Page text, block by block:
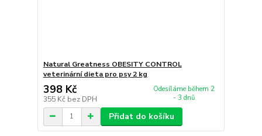
Natural Greatness OBESITY CONTROL
veterinární dieta pro psy 2 kg
398 Kč
355 Kč bez DPH
Odesíláme během 2
- 3 dnů
Přidat do košíku